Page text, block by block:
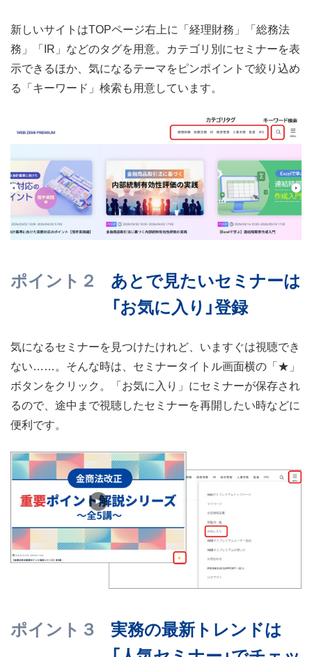
新しいサイトはTOPページ右上に「経理財務」「総務法
務」「IR」などのタグを用意。カテゴリ別にセミナーを表
示できるほか、気になるテーマをピンポイントで絞り込め
る「キーワード」検索も用意しています。
ポイント２
あとで見たいセミナーは
「お気に入り」登録
気になるセミナーを見つけたけれど、いますぐは視聴でき
ない……。そんな時は、セミナータイトル画面横の「★」
ボタンをクリック。「お気に入り」にセミナーが保存され
るので、途中まで視聴したセミナーを再開したい時などに
便利です。
ポイント３
実務の最新トレンドは